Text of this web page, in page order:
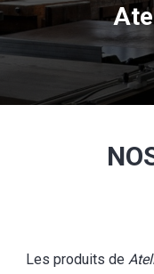
Les produits de